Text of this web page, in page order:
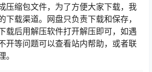
压缩包文件，为了方便大家下载，我
下载渠道。网盘只负责下载和保存，
载后用解压软件打开解压即可，如遇
开等问题可以查看站内帮助，或者联